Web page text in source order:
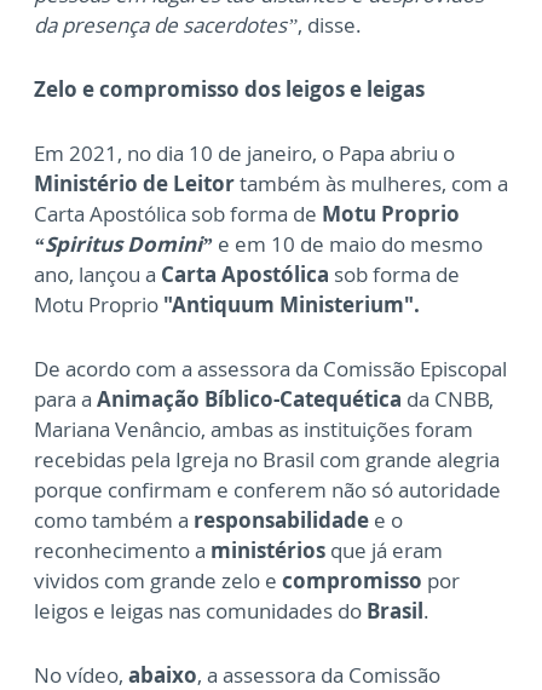
da presença de sacerdotes”, disse.
Zelo e compromisso dos leigos e leigas
Em 2021, no dia 10 de janeiro, o Papa abriu o
Ministério de Leitortambém às mulheres, com a
Carta Apostólica sob forma de Motu Proprio
“Spiritus Domini” e em 10 de maio do mesmo
ano, lançou a Carta Apostólica sob forma de
Motu Proprio "Antiquum Ministerium".
De acordo com a assessora da Comissão Episcopal
para a Animação Bíblico-Catequética da CNBB,
Mariana Venâncio, ambas as instituições foram
recebidas pela Igreja no Brasil com grande alegria
porque confirmam e conferem não só autoridade
como também a responsabilidade e o
reconhecimento a ministérios que já eram
vividos com grande zelo e compromisso por
leigos e leigas nas comunidades do Brasil.
No vídeo, abaixo, a assessora da Comissão